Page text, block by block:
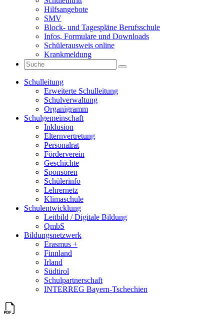
Hilfsangebote
SMV
Block- und Tagespläne Berufsschule
Infos, Formulare und Downloads
Schülerausweis online
Krankmeldung
Schulleitung
Erweiterte Schulleitung
Schulverwaltung
Organigramm
Schulgemeinschaft
Inklusion
Elternvertretung
Personalrat
Förderverein
Geschichte
Sponsoren
Schülerinfo
Lehrernetz
Klimaschule
Schulentwicklung
Leitbild / Digitale Bildung
QmbS
Bildungsnetzwerk
Erasmus +
Finnland
Irland
Südtirol
Schul­partner­schaft
INTERREG Bayern-Tschechien